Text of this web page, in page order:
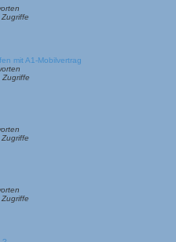
Zugriffe
mit A1-Mobilvertrag
Zugriffe
Zugriffe
Zugriffe